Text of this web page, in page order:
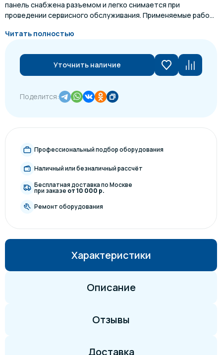
панель снабжена разъемом и легко снимается при
проведении сервисного обслуживания. Применяемые рабо...
Читать полностью
Уточнить наличие
Поделится:
Профессиональный подбор оборудования
Наличный или безналичный рассчёт
Бесплатная доставка по Москве
при заказе от 10 000 р.
Ремонт оборудования
Характеристики
Описание
Отзывы
Доставка